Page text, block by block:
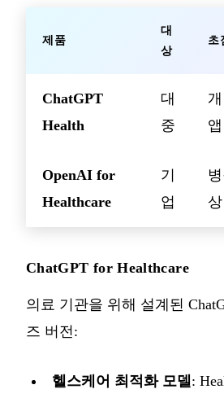
제품
대
상
초
ChatGPT
Health
대
중
OpenAI for
Healthcare
기
업
ChatGPT for Healthcare
의료 기관을 위해 설계된
즈 버전:
헬스케어 최적화 모델 :